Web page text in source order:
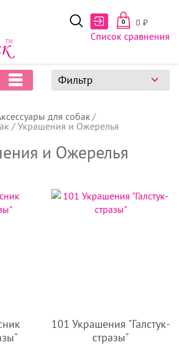
0 0 ₽
Список сравнения
Фильтр
для собак
/ Украшения и Ожерелья
и Ожерелья
101 Украшения "Галстук-
стразы"